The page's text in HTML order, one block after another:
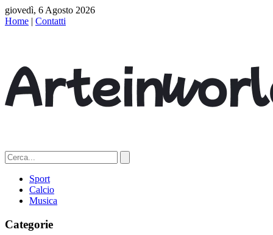
giovedì, 6 Agosto 2026
Home | Contatti
Sport
Calcio
Musica
Categorie